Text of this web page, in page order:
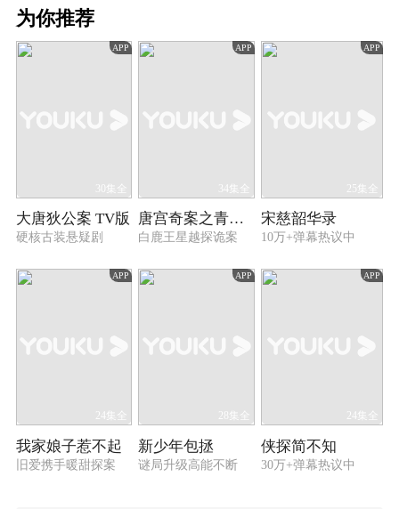
为你推荐
APP
30集全
大唐狄公案 TV版
硬核古装悬疑剧
APP
34集全
唐宫奇案之青雾风鸣
白鹿王星越探诡案
APP
25集全
宋慈韶华录
10万+弹幕热议中
APP
24集全
我家娘子惹不起
旧爱携手暖甜探案
APP
28集全
新少年包拯
谜局升级高能不断
APP
24集全
侠探简不知
30万+弹幕热议中